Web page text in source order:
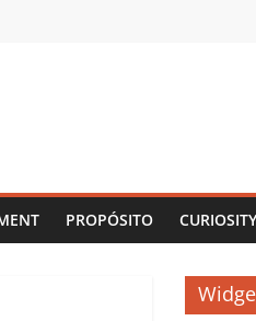
PROPÓSITO CURIOSITY